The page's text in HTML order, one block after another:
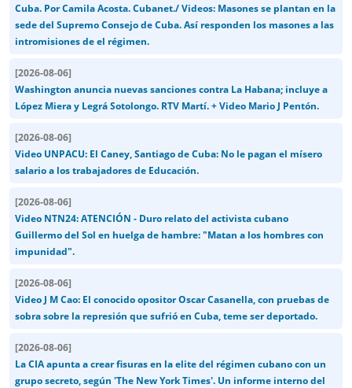
Cuba. Por Camila Acosta. Cubanet./ Videos: Masones se plantan en la
sede del Supremo Consejo de Cuba. Así responden los masones a las
intromisiones de el régimen.
[2026-08-06]
Washington anuncia nuevas sanciones contra La Habana; incluye a
López Miera y Legrá Sotolongo. RTV Martí. + Video Mario J Pentón.
[2026-08-06]
Video UNPACU: El Caney, Santiago de Cuba: No le pagan el mísero
salario a los trabajadores de Educación.
[2026-08-06]
Video NTN24: ATENCIÓN - Duro relato del activista cubano
Guillermo del Sol en huelga de hambre: "Matan a los hombres con
impunidad".
[2026-08-06]
Video J M Cao: El conocido opositor Oscar Casanella, con pruebas de
sobra sobre la represión que sufrió en Cuba, teme ser deportado.
[2026-08-06]
La CIA apunta a crear fisuras en la elite del régimen cubano con un
grupo secreto, según 'The New York Times'. Un informe interno del